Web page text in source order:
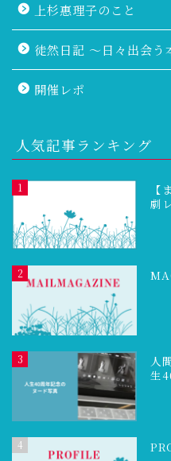
上杉惠理子のこと
徒然日記 〜日々出会う
開催レポ
人気記事ランキング
1
【
劇
2
3
人
生
4